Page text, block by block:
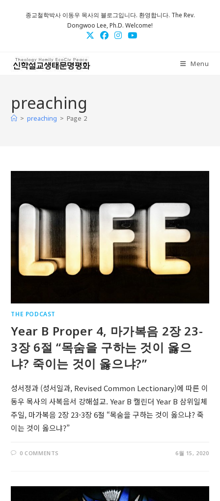
종교철학박사 이동우 목사의 블로그입니다. 환영합니다. The Rev.
Dongwoo Lee, Ph.D. Welcome!
Menu
preaching
> preaching > Page 2
THE PODCAST
Year B Proper 4, 마가복음 2장 23-
3장 6절 “목숨을 구하는 것이 옳으
냐? 죽이는 것이 옳으냐?”
성서정과 (성서일과, Revised Common Lectionary)에 따른 이
동우 목사의 사복음서 강해설교. Year B 캘린더 Year B 삼위일체
주일, 마가복음 2장 23-3장 6절 “목숨을 구하는 것이 옳으냐? 죽
이는 것이 옳으냐?”
0 COMMENTS 6월 15, 2020